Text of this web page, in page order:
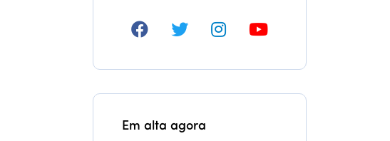
Em alta agora